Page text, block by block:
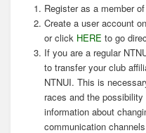
Register as a member
Create a user account
or click HERE to go
If you are a regular
to transfer your club
NTNUI. This is
races and the
information about
communication